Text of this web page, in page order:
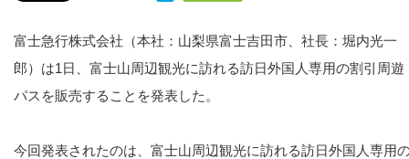
富士急行株式会社（本社：山梨県富士吉田市、社長：堀内光一
郎）は1日、富士山周辺観光に訪れる訪日外国人専用の割引周遊
パスを販売することを発表した。
今回発表されたのは、富士山周辺観光に訪れる訪日外国人専用